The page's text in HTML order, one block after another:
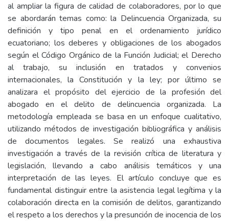
al ampliar la figura de calidad de colaboradores, por lo que
se abordarán temas como: la Delincuencia Organizada, su
definición y tipo penal en el ordenamiento jurídico
ecuatoriano; los deberes y obligaciones de los abogados
según el Código Orgánico de la Función Judicial; el Derecho
al trabajo, su inclusión en tratados y convenios
internacionales, la Constitución y la ley; por último se
analizara el propósito del ejercicio de la profesión del
abogado en el delito de delincuencia organizada. La
metodología empleada se basa en un enfoque cualitativo,
utilizando métodos de investigación bibliográfica y análisis
de documentos legales. Se realizó una exhaustiva
investigación a través de la revisión crítica de literatura y
legislación, llevando a cabo análisis temáticos y una
interpretación de las leyes. El artículo concluye que es
fundamental distinguir entre la asistencia legal legítima y la
colaboración directa en la comisión de delitos, garantizando
el respeto a los derechos y la presunción de inocencia de los